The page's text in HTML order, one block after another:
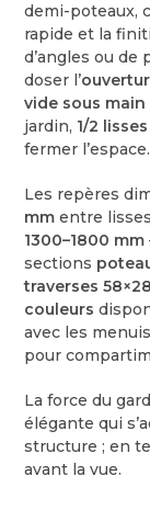
demi-poteaux,
rapide et la
d’angles ou de
doser l’
vide sous
jardin, 1/2 lisses
fermer l’espace.
Les repères
mm entre
1300–1800 mm
sections
traverses 58×28
couleurs
avec les
pour
La force du
élégante qui
structure ; en
avant la vue.